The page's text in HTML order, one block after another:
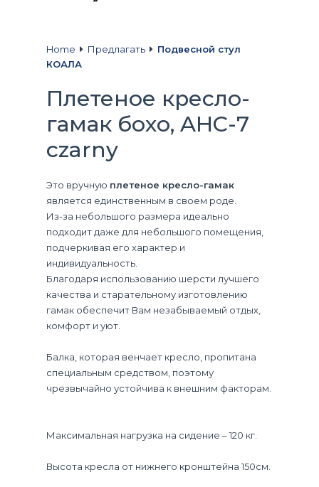
Home Предлагать
Подвесной стул
КОАЛА
Плетеное кресло-
гамак бохо, AHC-7
czarny
Это вручную плетеное кресло-гамак
является единственным в своем роде.
Из-за небольшого размера идеально
подходит даже для небольшого помещения,
подчеркивая его характер и
индивидуальность.
Благодаря использованию шерсти лучшего
качества и старательному изготовлению
гамак обеспечит Вам незабываемый отдых,
комфорт и уют.
Балка, которая венчает кресло, пропитана
специальным средством, поэтому
чрезвычайно устойчива к внешним факторам.
Максимальная нагрузка на сидение – 120 кг.
Высота кресла от нижнего кронштейна 150см.